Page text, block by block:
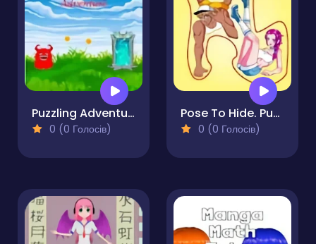
Puzzling Adventure
0 (0 Голосів)
Pose To Hide. Puzzle
0 (0 Голосів)